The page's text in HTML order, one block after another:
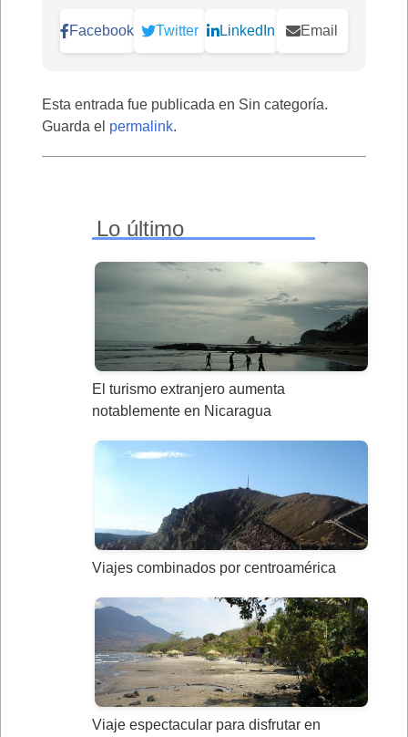
Facebook Twitter LinkedIn Email
Esta entrada fue publicada en Sin categoría.
Guarda el permalink.
Lo último
El turismo extranjero aumenta
notablemente en Nicaragua
Viajes combinados por centroamérica
Viaje espectacular para disfrutar en